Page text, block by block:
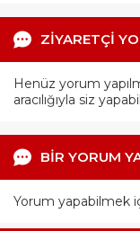
ZİYARETÇİ
Henüz yorum
aracılığıyla siz
BİR YORUM
Yorum yapabilmek